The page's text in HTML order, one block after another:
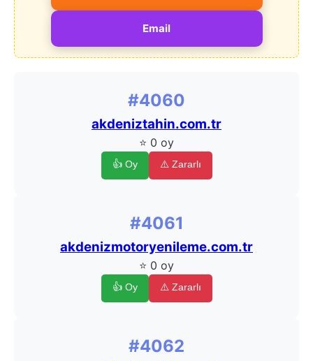
Email
#4060
akdeniztahin.com.tr
⭐ 0 oy
👍 Oy ⚠️ Zararlı
#4061
akdenizmotoryenileme.com.tr
⭐ 0 oy
👍 Oy ⚠️ Zararlı
#4062